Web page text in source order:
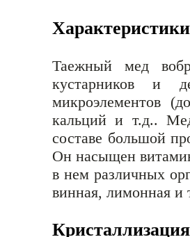
Характеристики
Таежный мед
кустарников и
микроэлементов
кальций и т.д..
составе большой
Он насыщен
в нем различных
винная, лимонная и
Кристаллизация